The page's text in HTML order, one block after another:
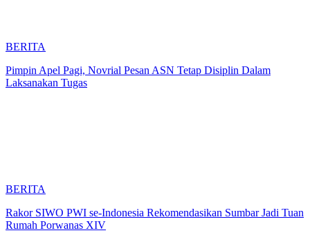
BERITA
Pimpin Apel Pagi, Novrial Pesan ASN Tetap Disiplin Dalam
Laksanakan Tugas
BERITA
Rakor SIWO PWI se-Indonesia Rekomendasikan Sumbar Jadi Tuan
Rumah Porwanas XIV